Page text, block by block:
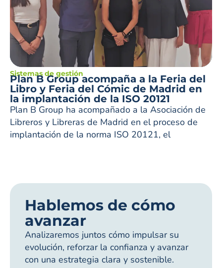
Sistemas de gestión
Plan B Group acompaña a la Feria del
Libro y Feria del Cómic de Madrid en
la implantación de la ISO 20121
Plan B Group ha acompañado a la Asociación de
Libreros y Libreras de Madrid en el proceso de
implantación de la norma ISO 20121, el
Hablemos de cómo
avanzar
Analizaremos juntos cómo impulsar su
evolución, reforzar la confianza y avanzar
con una estrategia clara y sostenible.